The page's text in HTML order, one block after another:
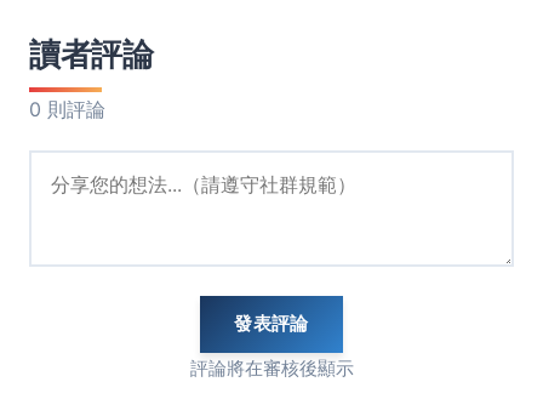
讀者評論
0 則評論
發表評論
評論將在審核後顯示